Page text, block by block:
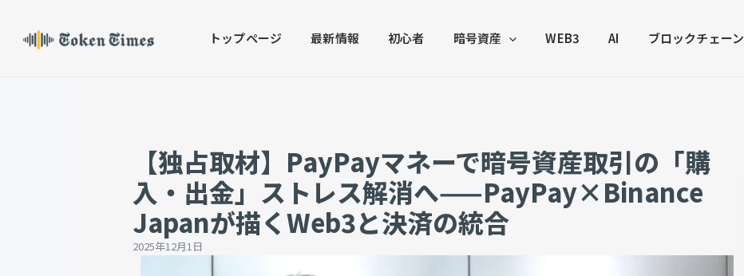
content
トップページ 最新情報 初心者 暗号資産 WEB3 AI ブロックチェーン
【独占取材】PayPayマネーで暗号資産取引の「購
入・出金」ストレス解消へ——PayPay×Binance
Japanが描くWeb3と決済の統合
2025年12月1日